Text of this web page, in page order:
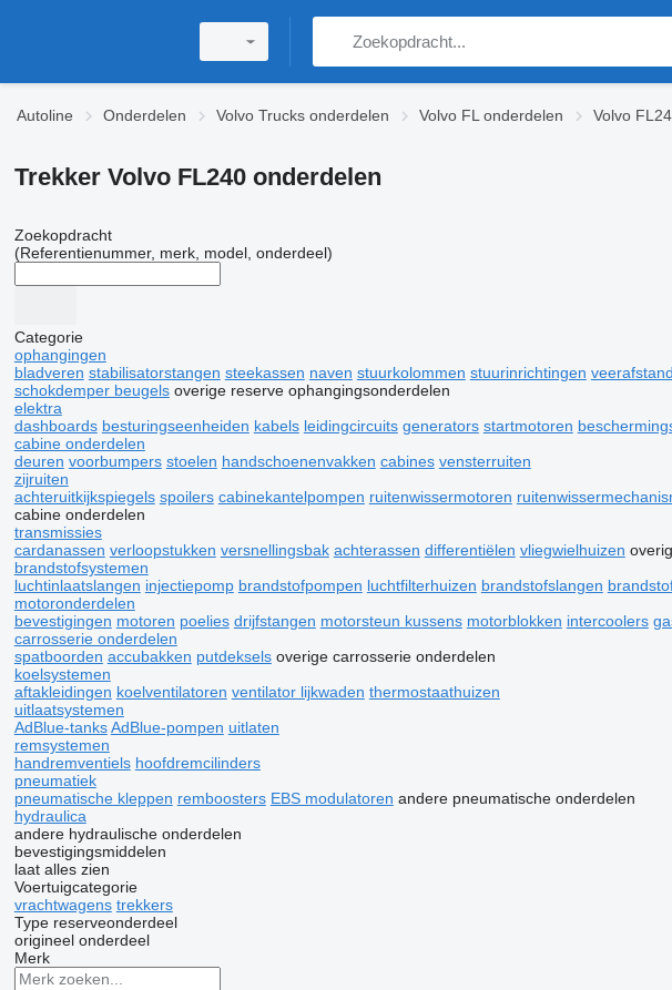
Autoline Onderdelen Volvo Trucks onderdelen Volvo FL onderdelen Volvo
Trekker Volvo FL240 onderdelen
Zoekopdracht
(Referentienummer, merk, model, onderdeel)
Categorie
ophangingen
bladveren stabilisatorstangen steekassen naven stuurkolommen stuurinrichtingen
schokdemper beugels overige reserve ophangingsonderdelen
elektra
dashboards besturingseenheiden kabels leidingcircuits generators startmotoren
cabine onderdelen
deuren voorbumpers stoelen handschoenenvakken cabines vensterruiten
zijruiten
achteruitkijkspiegels spoilers cabinekantelpompen ruitenwissermotoren
cabine onderdelen
transmissies
cardanassen verloopstukken versnellingsbak achterassen differentiëlen vliegwielhuizen
brandstofsystemen
luchtinlaatslangen injectiepomp brandstofpompen luchtfilterhuizen brandstofslangen
motoronderdelen
bevestigingen motoren poelies drijfstangen motorsteun kussens motorblokken intercoolers
carrosserie onderdelen
spatboorden accubakken putdeksels overige carrosserie onderdelen
koelsystemen
aftakleidingen koelventilatoren ventilator lijkwaden thermostaathuizen
uitlaatsystemen
AdBlue-tanks AdBlue-pompen uitlaten
remsystemen
handremventiels hoofdremcilinders
pneumatiek
pneumatische kleppen remboosters EBS modulatoren andere pneumatische onderdelen
hydraulica
andere hydraulische onderdelen
bevestigingsmiddelen
laat alles zien
Voertuigcategorie
vrachtwagens trekkers
Type reserveonderdeel
origineel onderdeel
Merk